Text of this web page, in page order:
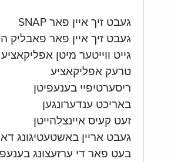
געבט זיך איין פאר SNAP
געבט זיך איין פאר פאבליק
גייט ווייטער מיטן אפליקאציע
טרעק אפליקאציע
ריסערטיפיי בענעפיטן
באריכט ענדערונגען
זעט קעיס איינצלהייטן
געבט אריין באשטעטיגונג
בעט פאר די ערזעצונג